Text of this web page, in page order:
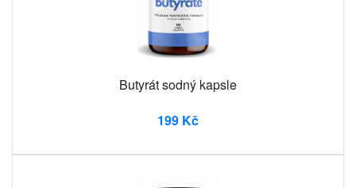
Butyrát sodný kapsle
199 Kč